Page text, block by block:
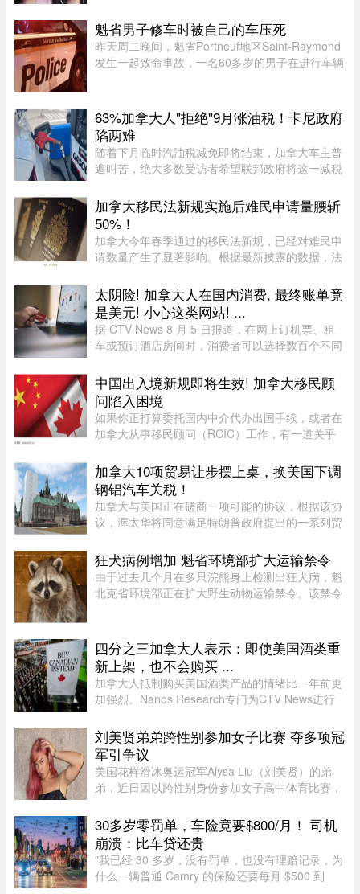
急调查其安全审查程序，以查明外国势力可能是如
何渗透进入政府体系的。 ...
魁省男子修车时被自己的车压死
昨天周二晚间，魁省Portneuf地区Saint-Raymond
发生一起致命事故，一名60多岁的男子在进行车辆
Raymond的rang Sainte-Croix，当时一名 ...
63%加拿大人"拒绝"9月涨油税！卡尼政府
陷两难
随着下月临时汽油税减免即将结束，加拿大车主普
遍叫苦，绝大多数受访者希望联邦政府将这一减税
公司进行的最新调查显示，63% 的加拿大人希望总
理卡尼（Mark Carney）将 ...
加拿大移民法新规实施后难民申请量腰斩
50%！
加拿大今年春季通过的移民法新规，已经对难民申
请数量产生了显著影响。根据最新披露的数据，法
请，较去年同期的 2.78 万宗减少近一半。新法生
效，难民通道收紧今年 3 ...
太阴险! 加拿大人在国内消费, 最终账单竟
是美元! 小心这类网站! ...
据 CTV News 8 月 5 日报道，在网上订机票、租
车或预订酒店房间时，消费者可以选择数百个不同
虽然有些旅游类网站是加拿大本地公司，但许多并
非如此，即使你要前往加拿 ...
中国出入境新规即将生效! 加拿大移民顾
问陷入困境
如果你正打算委托国内中介代办出国手续，或者在
加拿大从事移民顾问（RCIC）工作，有一道关乎
841 号——《国务院关于出境入境管理的规定》
——已于 2026 年 7 月 22 日 ...
加拿大10项贸易让步摆上桌，换美国下调
钢铝汽车关税！
加拿大与美国正在磋商一项可能的协议，根据该协
议，渥太华将同意满足特朗普政府提出的一系列贸
新一轮关税的日期临近，双方谈判日益紧张。《环
球邮报》据三位知情业内人 ...
狂犬病例增加 魁省环境部扩大运输禁令
由于过去几个月在多只浣熊身上检测出狂犬病，魁
北克省环境部正在扩大野生动物运输禁令。该禁令
五起延伸至 Centre-du- ...
四分之三加拿大人表示：即使美国酒类重
新上架，也不会购买 ...
加拿大人抵制购买美国酒类产品的情绪比一年前更
加强烈。Nanos Research专门为CTV News进行
大人表示，即使美国酒类重新摆上货架，他们也不
太可能购买。 ...
刘美贤弟弟跨性别参加女子比赛 夺多项冠
军引争议
美国花样滑冰奥运冠军Alysa Liu（刘美贤）的弟
弟，近日因以跨性别身份参加女子高中体育比赛，
Joshua，后来认同为女性，并开始代表加州高中参
加女子体育赛事。自2025 ...
30多岁零罚单，车险竟要$800/月！ 司机
崩溃：比车贷还贵
"我已经 30 多岁，没有罚单，也没有理赔记录，为
什么一辆普通 Camry 的保险还要每月 $500 到